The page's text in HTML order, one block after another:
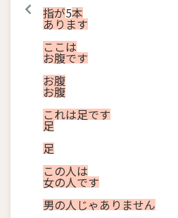
指が5本
あります
ここは
お腹です
お腹
お腹
これは足です
足
足
この人は
女の人です
男の人じゃありません